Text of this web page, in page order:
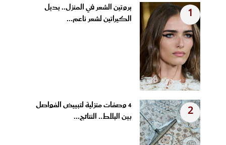
1
بروتين الشعر في المنزل.. بديل
الكيراتين لشعر ناعم...
2
4 وصفات منزلية لتبييض الفواصل
بين البلاط.. النتائج...